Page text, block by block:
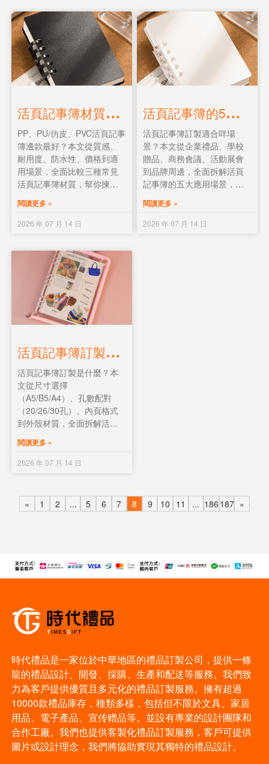
活
頁記事簿材質全面比較：PP vs PU/仿皮 vs PVC，邊款最啱你？
PP、PU/仿皮、PVC活頁記事
簿邊款最好？本文從質感、
耐用度、防水性、價格到適
用場景，全面比較三種常見
活頁記事簿材質，幫你揀最
的款式。
閱讀更多 »
2026 年 07 月 14 日
活
頁記事簿的5大應用場景：企業禮品、學校贈品、商務會議與品牌推廣
活頁記事簿訂製適合咩場
景？本文從企業禮品、學校
贈品、商務會議、活動展會
到品牌周邊，全面拆解活頁
記事簿的五大應用場景，並
推薦與真實案例參考。
閱讀更多 »
2026 年 07 月 14 日
活
頁記事簿訂製全面解說：尺寸、孔數、內頁與選購指南
活頁記事簿訂製是什麼？本
文從尺寸選擇
（A5/B5/A4）、孔數配對
（20/26/30孔）、內頁格式
到外殼材質，全面拆解活頁
本訂製的每一個規格。附尺
寸孔數對照表及選購建議，
幫你揀最合適的活頁記事
閱讀更多 »
2026 年 07 月 14 日
« 1 2 ... 5 6 7 8 9 10 11 ... 186 187 »
時代禮品是一家位於中華地區的禮品訂製公司，提供一條
龍的禮品設計、開發、採購、生產和配送等服務。我們致
力為客戶提供優質且多元化的禮品訂製服務。擁有超過
10000款禮品庫存，種類多樣，包括但不限於文具、家居
用品、電子產品、宣传赠品等。並設有專業的設計團隊和
合作工廠。我們也提供客製化禮品訂製服務，客戶可提供
圖片或設計理念，我們將協助實現其獨特的禮品設計。